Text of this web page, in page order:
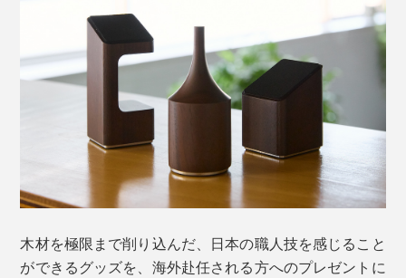
木材を極限まで削り込んだ、日本の職人技を感じること
ができるグッズを、海外赴任される方へのプレゼントに